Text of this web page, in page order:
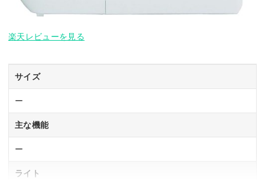
楽天レビューを見る
サイズ
ー
主な機能
ー
ライト